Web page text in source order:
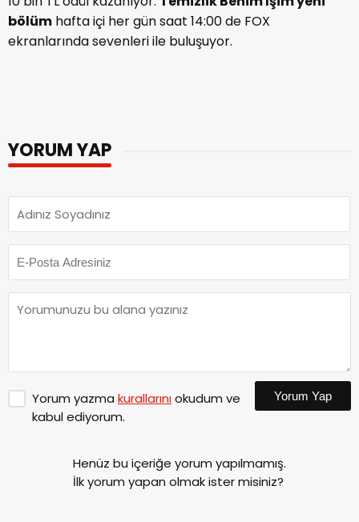
10 bin TL ödül kazanıyor. Temizlik Benim İşimyeni
bölüm hafta içi her gün saat 14:00 de FOX
ekranlarında sevenleri ile buluşuyor.
YORUM YAP
Yorum yazma kurallarını okudum ve
kabul ediyorum.
Yorum Yap
Henüz bu içeriğe yorum yapılmamış.
İlk yorum yapan olmak ister misiniz?